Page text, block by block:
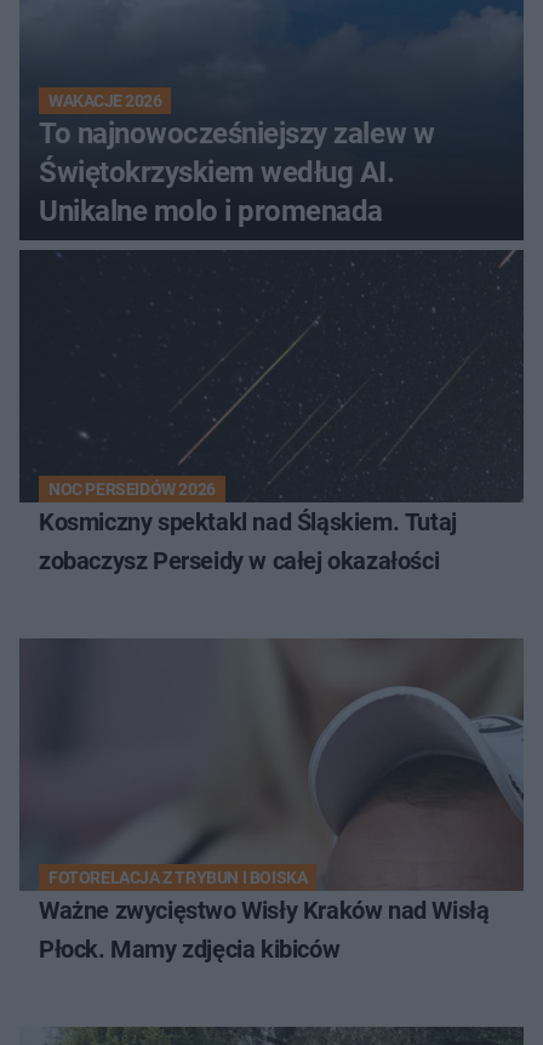
WAKACJE 2026
To najnowocześniejszy zalew w
Świętokrzyskiem według AI.
Unikalne molo i promenada
NOC PERSEIDÓW 2026
Kosmiczny spektakl nad Śląskiem. Tutaj
zobaczysz Perseidy w całej okazałości
FOTORELACJA Z TRYBUN I BOISKA
Ważne zwycięstwo Wisły Kraków nad Wisłą
Płock. Mamy zdjęcia kibiców